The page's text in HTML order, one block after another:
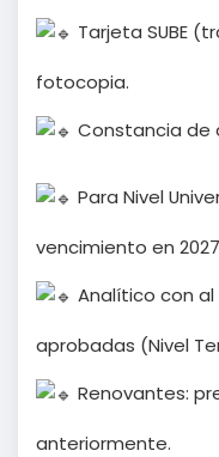
Tarjeta SUBE
fotocopia.
Constancia de
Para Nivel
vencimiento en
Analítico con
aprobadas (Nivel
Renovantes:
anteriormente.